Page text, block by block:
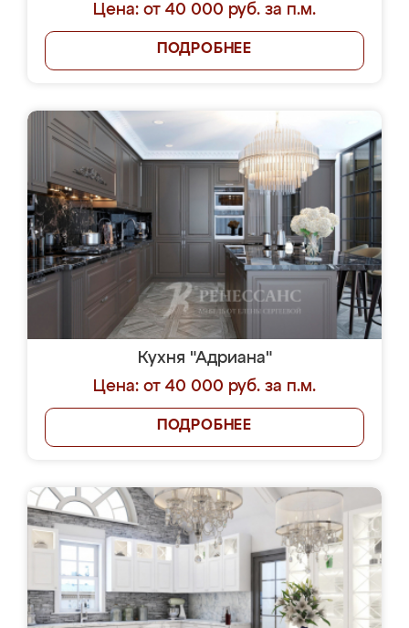
Цена: от 40 000 руб. за п.м.
ПОДРОБНЕЕ
Кухня "Адриана"
Цена: от 40 000 руб. за п.м.
ПОДРОБНЕЕ